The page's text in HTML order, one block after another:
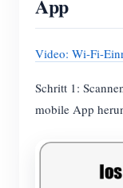
App
Video: Wi-Fi-
Schritt 1:
mobile App